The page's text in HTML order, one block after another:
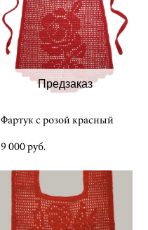
Предзаказ
Фартук с розой красный
9 000 pуб.